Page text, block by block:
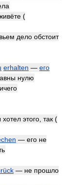
(
дело обстоит
erhalten — его
нулю
этого, так (
— его не
— не прошло